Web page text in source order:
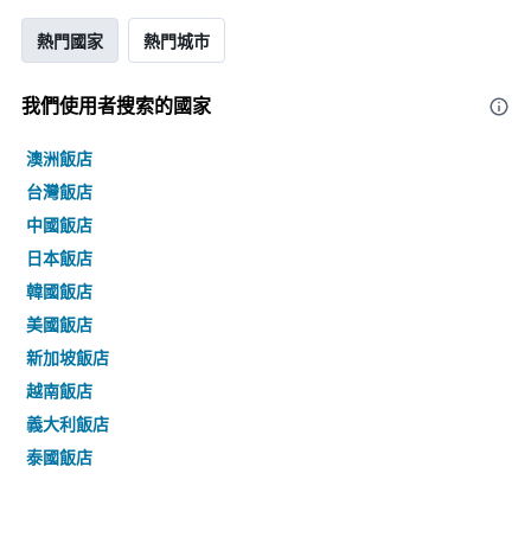
熱門國家 熱門城市
我們使用者搜索的國家
澳洲飯店
台灣飯店
中國飯店
日本飯店
韓國飯店
美國飯店
新加坡飯店
越南飯店
義大利飯店
泰國飯店